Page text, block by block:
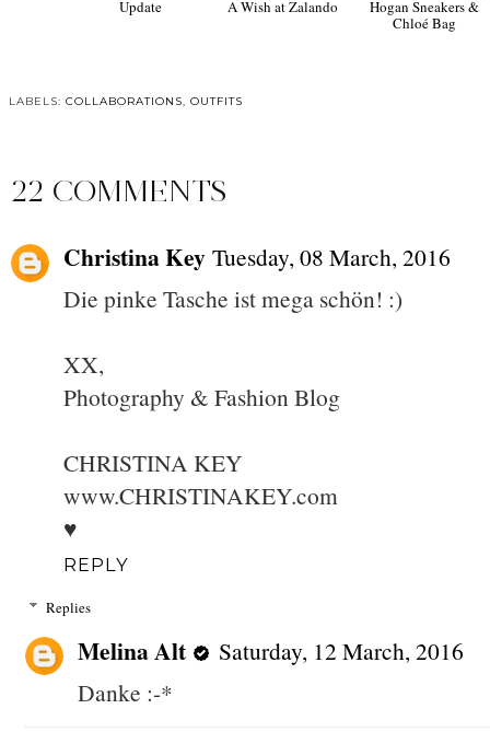
Update
A Wish at Zalando
Hogan Sneakers &
Chloé Bag
LABELS: COLLABORATIONS, OUTFITS
22 COMMENTS
Christina Key Tuesday, 08 March, 2016
Die pinke Tasche ist mega schön! :)
XX,
Photography & Fashion Blog
CHRISTINA KEY
www.CHRISTINAKEY.com
♥
REPLY
Replies
Melina Alt
Saturday, 12 March, 2016
Danke :-*